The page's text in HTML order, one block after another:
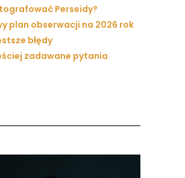
Perseidy?
plan obserwacji na 2026 rok
błędy
zadawane pytania